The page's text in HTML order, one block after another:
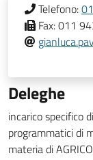
Telefono:
Fax:011
Deleghe
incarico specifico
programmatici di
materia di